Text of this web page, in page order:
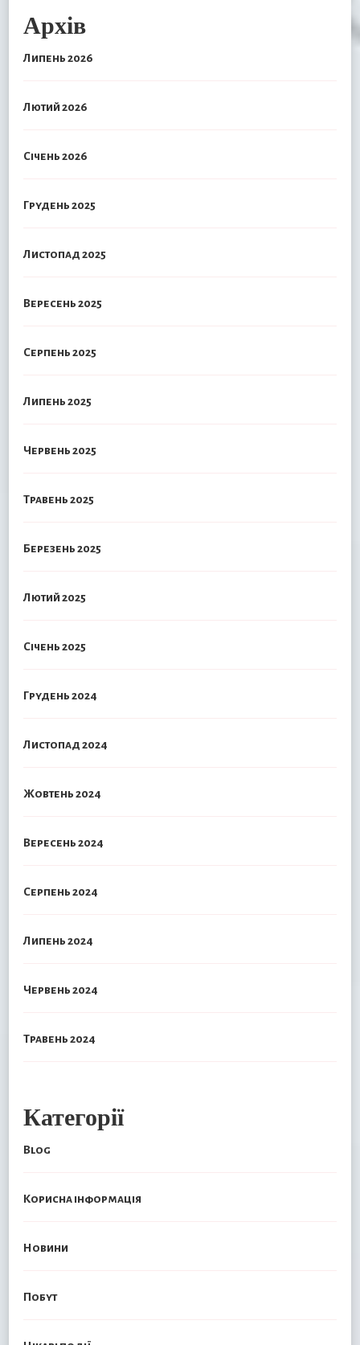
Архів
Липень 2026
Лютий 2026
Січень 2026
Грудень 2025
Листопад 2025
Вересень 2025
Серпень 2025
Липень 2025
Червень 2025
Травень 2025
Березень 2025
Лютий 2025
Січень 2025
Грудень 2024
Листопад 2024
Жовтень 2024
Вересень 2024
Серпень 2024
Липень 2024
Червень 2024
Травень 2024
Категорії
Blog
Корисна інформація
Новини
Побут